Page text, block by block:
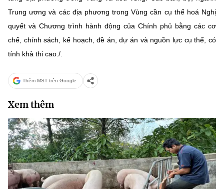
Trung ương và các địa phương trong Vùng cần cụ thể hoá Nghị
quyết và Chương trình hành động của Chính phủ bằng các cơ
chế, chính sách, kế hoạch, đề án, dự án và nguồn lực cụ thể, có
tính khả thi cao./.
Thêm MST trên Google
Xem thêm